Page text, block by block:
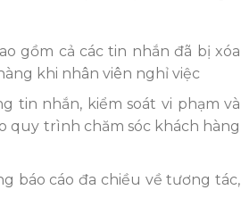
gồm cả các tin nhắn đã bị xóa
khi nhân viên nghỉ việc
tin nhắn, kiểm soát vi phạm và
quy trình chăm sóc khách hàng
báo cáo đa chiều về tương tác,